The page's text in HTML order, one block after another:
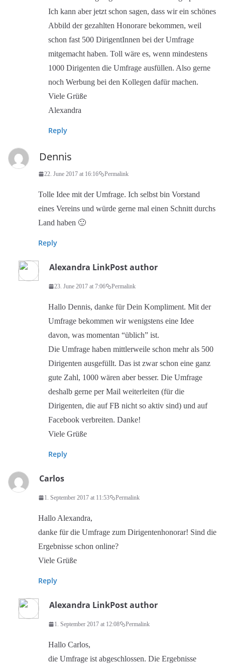
Ich kann aber jetzt schon sagen, dass wir ein schönes
Abbild der gezahlten Honorare bekommen, weil
schon fast 500 DirigentInnen bei der Umfrage
mitgemacht haben. Toll wäre es, wenn mindestens
1000 Dirigenten die Umfrage ausfüllen. Also gerne
noch Werbung bei den Kollegen dafür machen.
Viele Grüße
Alexandra
Reply
Dennis
22. June 2017 at 16:16 Permalink
Tolle Idee mit der Umfrage. Ich selbst bin Vorstand
eines Vereins und würde gerne mal einen Schnitt durchs
Land haben 🙂
Reply
Alexandra LinkPost author
23. June 2017 at 7:06 Permalink
Hallo Dennis, danke für Dein Kompliment. Mit der
Umfrage bekommen wir wenigstens eine Idee
davon, was momentan “üblich” ist.
Die Umfrage haben mittlerweile schon mehr als 500
Dirigenten ausgefüllt. Das ist zwar schon eine ganz
gute Zahl, 1000 wären aber besser. Die Umfrage
deshalb gerne per Mail weiterleiten (für die
Dirigenten, die auf FB nicht so aktiv sind) und auf
Facebook verbreiten. Danke!
Viele Grüße
Reply
Carlos
1. September 2017 at 11:53 Permalink
Hallo Alexandra,
danke für die Umfrage zum Dirigentenhonorar! Sind die
Ergebnisse schon online?
Viele Grüße
Reply
Alexandra LinkPost author
1. September 2017 at 12:08 Permalink
Hallo Carlos,
die Umfrage ist abgeschlossen. Die Ergebnisse